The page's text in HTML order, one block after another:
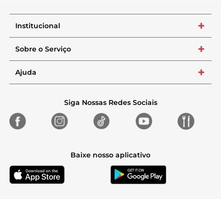
Institucional +
Sobre o Serviço +
Ajuda +
Siga Nossas Redes Sociais
Baixe nosso aplicativo